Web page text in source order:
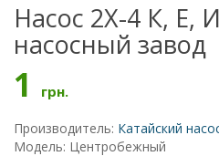
Насос 2Х-4 К, Е,
насосный завод
1 грн.
Производитель: Катайский
Модель: Центробежный